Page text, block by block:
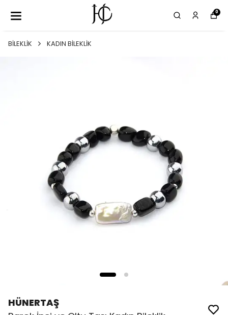
0
BİLEKLİK KADIN BİLEKLİK
HÜNERTAŞ